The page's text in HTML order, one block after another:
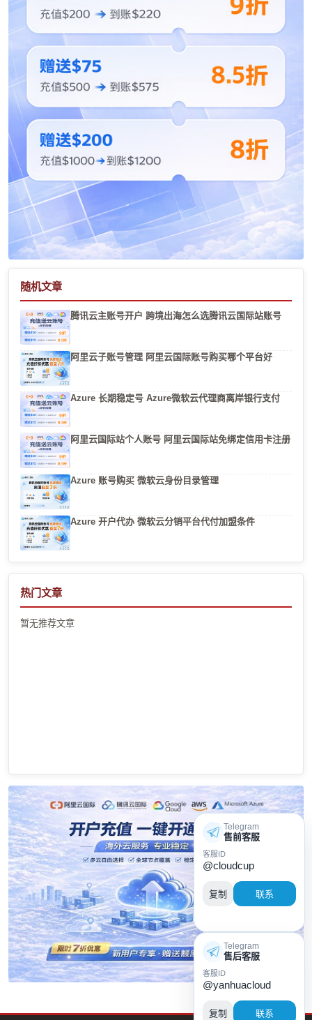
随机文章
腾讯云主账号开户 跨境出海怎么选腾讯云国际站账号
阿里云子账号管理 阿里云国际账号购买哪个平台好
Azure 长期稳定号 Azure微软云代理商离岸银行支付
阿里云国际站个人账号 阿里云国际站免绑定信用卡注册
Azure 账号购买 微软云身份目录管理
Azure 开户代办 微软云分销平台代付加盟条件
热门文章
暂无推荐文章
Telegram
售前客服
客服ID
@cloudcup
复制 联系
Telegram
售后客服
客服ID
@yanhuacloud
复制 联系